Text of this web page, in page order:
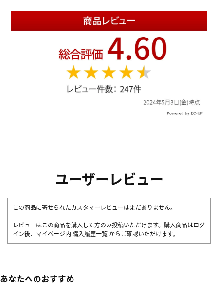
ユーザーレビュー
この商品に寄せられたカスタマーレビューはまだありません。
レビューはこの商品を購入した方のみ投稿いただけます。購入商品はログ
イン後、マイページ内 購入履歴一覧 からご確認いただけます。
あなたへのおすすめ